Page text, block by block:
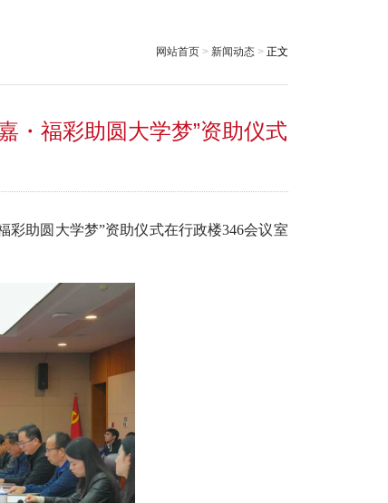
网站首页 > 新闻动态 >正文
・福彩助圆大学梦”资助仪式
彩助圆大学梦”资助仪式在行政楼346会议室